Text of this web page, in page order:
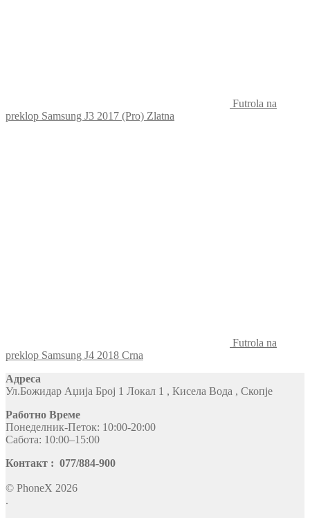
Futrola na
preklop Samsung J3 2017 (Pro) Zlatna
Futrola na
preklop Samsung J4 2018 Crna
Адреса
Ул.Божидар Аџија Број 1 Локал 1 , Кисела Вода , Скопје
Работно Време
Понеделник-Петок: 10:00-20:00
Сабота: 10:00–15:00
Контакт : 077/884-900
© PhoneX 2026
.